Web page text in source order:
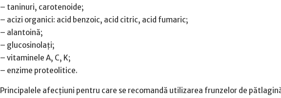
– taninuri, carotenoide;
– acizi organici: acid benzoic, acid citric, acid fumaric;
– alantoină;
– glucosinolaţi;
– vitaminele A, C, K;
– enzime proteolitice.
Principalele afecţiuni pentru care se recomandă utilizarea frunzelor de